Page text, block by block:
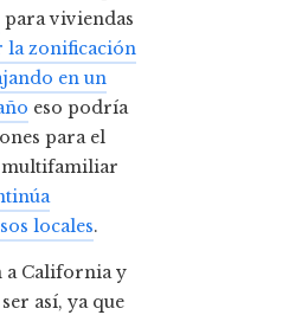
para viviendas
la zonificación
en un
eso podría
para el
multifamiliar
locales.
a California y
así, ya que